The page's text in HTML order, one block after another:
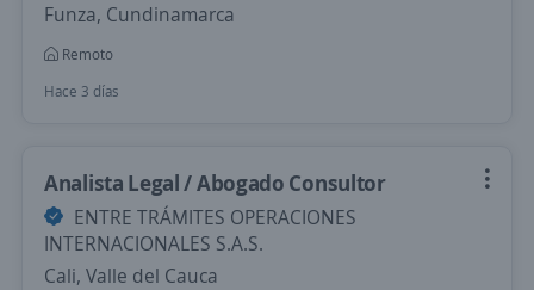
Funza, Cundinamarca
Remoto
Hace 3 días
Analista Legal / Abogado Consultor
ENTRE TRÁMITES OPERACIONES
INTERNACIONALES S.A.S.
Cali, Valle del Cauca